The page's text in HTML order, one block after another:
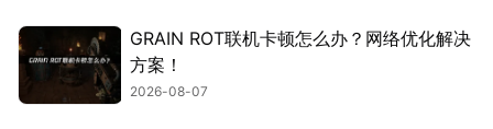
GRAIN ROT联机卡顿怎么办？网络优化解决
方案！
2026-08-07